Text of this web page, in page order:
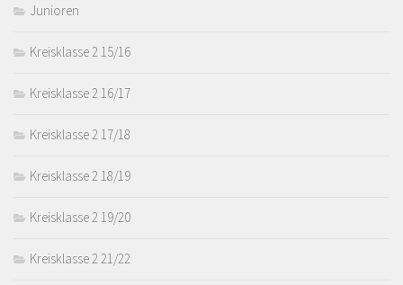
Junioren
Kreisklasse 2 15/16
Kreisklasse 2 16/17
Kreisklasse 2 17/18
Kreisklasse 2 18/19
Kreisklasse 2 19/20
Kreisklasse 2 21/22